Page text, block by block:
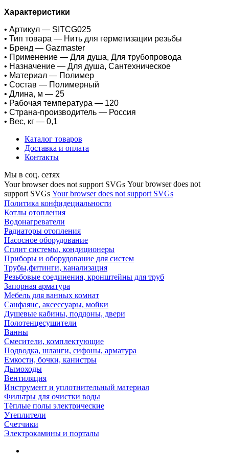
Характеристики
• Артикул — SITCG025
• Тип товара — Нить для герметизации резьбы
• Бренд — Gazmaster
• Применение — Для душа, Для трубопровода
• Назначение — Для душа, Сантехническое
• Материал — Полимер
• Состав — Полимерный
• Длина, м — 25
• Рабочая температура — 120
• Страна-производитель — Россия
• Вес, кг — 0,1
Каталог товаров
Доставка и оплата
Контакты
Мы в соц. сетях
Your browser does not support SVGs Your browser does not
support SVGs Your browser does not support SVGs
Политика конфидециальности
Котлы отопления
Водонагреватели
Радиаторы отопления
Насосное оборудование
Сплит системы, кондиционеры
Приборы и оборудование для систем
Трубы,фитинги, канализация
Резьбовые соединения, кронштейны для труб
Запорная арматура
Мебель для ванных комнат
Санфаянс, аксессуары, мойки
Душевые кабины, поддоны, двери
Полотенцесушители
Ванны
Смесители, комплектующие
Подводка, шланги, сифоны, арматура
Емкости, бочки, канистры
Дымоходы
Вентиляция
Инструмент и уплотнительный материал
Фильтры для очистки воды
Тёплые полы электрические
Утеплители
Счетчики
Электрокамины и порталы